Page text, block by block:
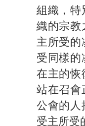
組織，特
織的宗教
主所受的
受同樣的
在主的恢
站在召會
公會的人
受主所受